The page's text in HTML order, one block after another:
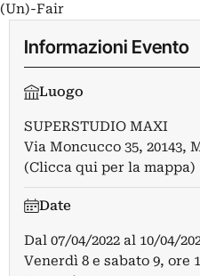
(Un)-Fair
Informazioni Evento
Luogo
SUPERSTUDIO MAXI
Via Moncucco 35, 20143,
(Clicca qui per la mappa)
Date
Dal 07/04/2022 al 10/04/
Venerdì 8 e sabato 9, ore